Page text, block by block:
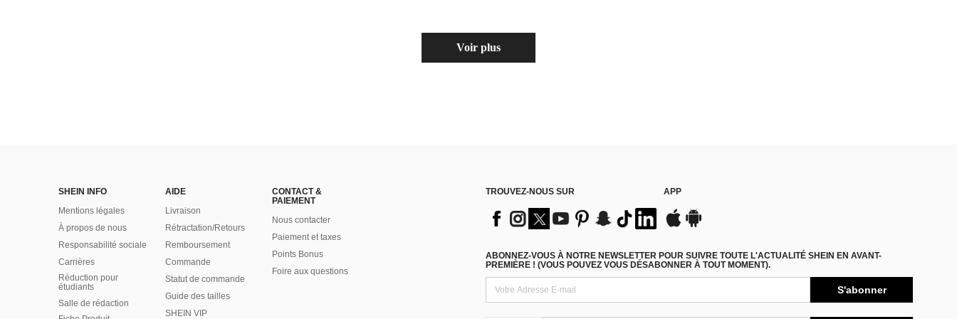
Voir plus
SHEIN INFO
Mentions légales
À propos de nous
Responsabilité sociale
Carrières
Réduction pour
étudiants
Salle de rédaction
AIDE
Livraison
Rétractation/Retours
Remboursement
Commande
Statut de commande
Guide des tailles
SHEIN VIP
CONTACT &
PAIEMENT
Nous contacter
Paiement et taxes
Points Bonus
Foire aux questions
TROUVEZ-NOUS SUR APP
ABONNEZ-VOUS À NOTRE NEWSLETTER POUR SUIVRE TOUTE L'ACTUALITÉ SHEIN EN AVANT-
PREMIÈRE ! (VOUS POUVEZ VOUS DÉSABONNER À TOUT MOMENT).
S'abonner